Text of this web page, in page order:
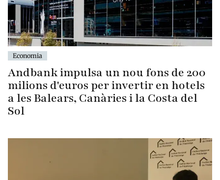
Economia
Andbank impulsa un nou fons de 200
milions d'euros per invertir en hotels
a les Balears, Canàries i la Costa del
Sol